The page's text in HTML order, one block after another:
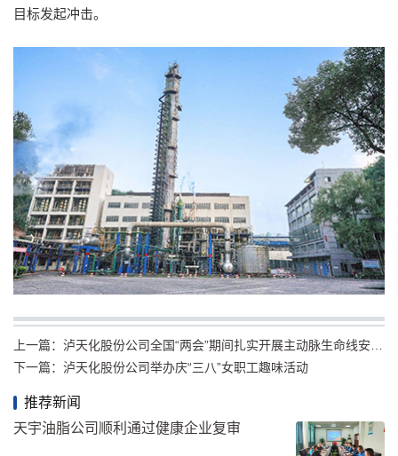
目标发起冲击。
上一篇： 泸天化股份公司全国“两会”期间扎实开展主动脉生命线安全专项督查
下一篇： 泸天化股份公司举办庆“三八”女职工趣味活动
推荐新闻
天宇油脂公司顺利通过健康企业复审